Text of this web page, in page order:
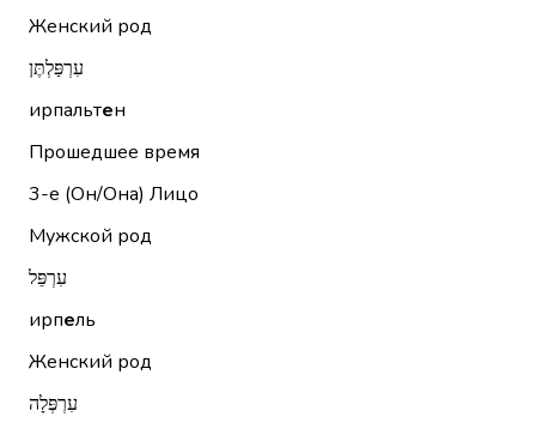
Женский род
עִרְפַּלְתֶּן
ирпальтен
Прошедшее время
3-е (Он/Она) Лицо
Мужской род
עִרְפֵּל
ирпель
Женский род
עִרְפְּלָה